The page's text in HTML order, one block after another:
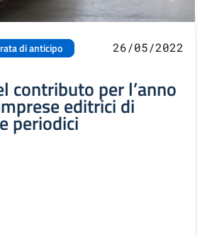
rata di anticipo 26/05/2022
contributo per l’anno
editrici di
periodici